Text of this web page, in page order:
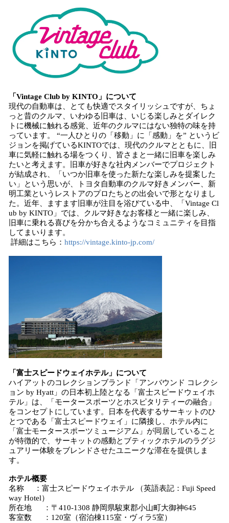
「Vintage Club by KINTO」について
現代の自動車は、とても快適でスタイリッシュですが、ちょ
っと昔のクルマ、いわゆる旧車は、いじる楽しみとダイレク
トに機械に触れる感覚、近年のクルマにはない独特の味を持
っています。 “一人ひとりの「移動」に「感動」を” というビ
ジョンを掲げているKINTOでは、現代のクルマとともに、旧
車に気軽に触れる場をつくり、皆さまと一緒に旧車を楽しみ
たいと考えます。旧車が好きな社内メンバーでプロジェクト
が結成され、「いつか旧車を使った新たな楽しみを提案した
い」という思いが、トヨタ自動車のクルマ好きメンバー、新
明工業というレストアのプロたちとの出会いで形となりまし
た。近年、ますます旧車が注目を浴びている中、「Vintage Cl
ub by KINTO」では、クルマ好きなお客様と一緒に楽しみ、
旧車に乗れる喜びを分かち合えるようなコミュニティを目指
してまいります。
詳細はこちら： https://vintage.kinto-jp.com/
「富士スピードウェイホテル」について
ハイアットのコレクションブランド「アンバウンド コレクシ
ョン by Hyatt」の日本初上陸となる「富士スピードウェイホ
テル」は、「モータースポーツとホスピタリティーの融合」
をコンセプトにしています。日本を代表するサーキットのひ
とつである「富士スピードウェイ」に隣接し、ホテル内に
「富士モータースポーツミュージアム」が同居していること
が特徴的で、サーキットの感動とブティックホテルのラグジ
ュアリー体験をブレンドさせたユニークな滞在を提供しま
す。
ホテル概要
名称 ：富士スピードウェイホテル （英語表記：Fuji Speed
way Hotel）
所在地 ：〒410-1308 静岡県駿東郡小山町大御神645
客室数 ：120室（宿泊棟115室・ヴィラ5室）